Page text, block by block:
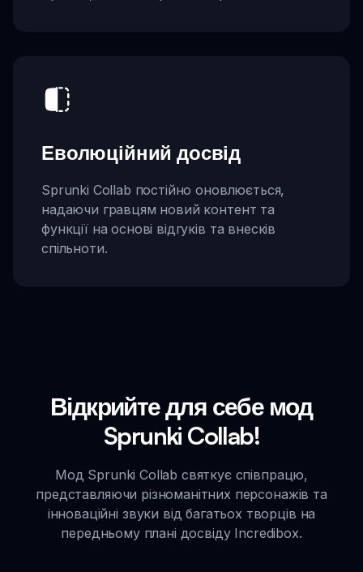
Еволюційний досвід
Sprunki Collab постійно оновлюється,
надаючи гравцям новий контент та
функції на основі відгуків та внесків
спільноти.
Відкрийте для себе мод
Sprunki Collab!
Мод Sprunki Collab святкує співпрацю,
представляючи різноманітних персонажів та
інноваційні звуки від багатьох творців на
передньому плані досвіду Incredibox.